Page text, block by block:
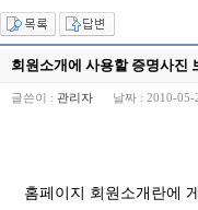
회원소개에 사용할 증명사진
글쓴이 : 관리자 날짜 : 2010-05-
홈페이지 회원소개란에